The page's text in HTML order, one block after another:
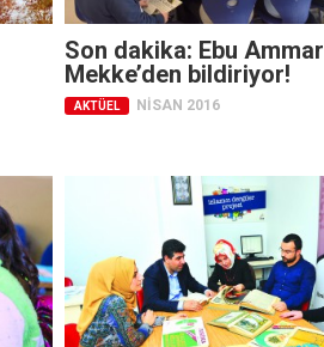
Son dakika: Ebu Ammar
Mekke’den bildiriyor!
AKTÜEL NISAN 2016